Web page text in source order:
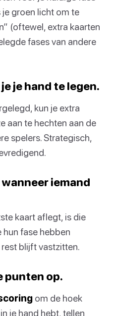
je groen licht om te
(oftewel, extra kaarten
fases van andere
je hand te legen.
kun je extra
aan te hechten aan de
spelers. Strategisch,
iemand
kaart aflegt, is die
hun fase hebben
blijft vastzitten.
punten op.
om de hoek
je hand hebt, tellen